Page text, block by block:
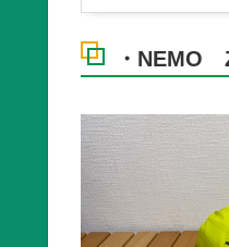
・NEMO